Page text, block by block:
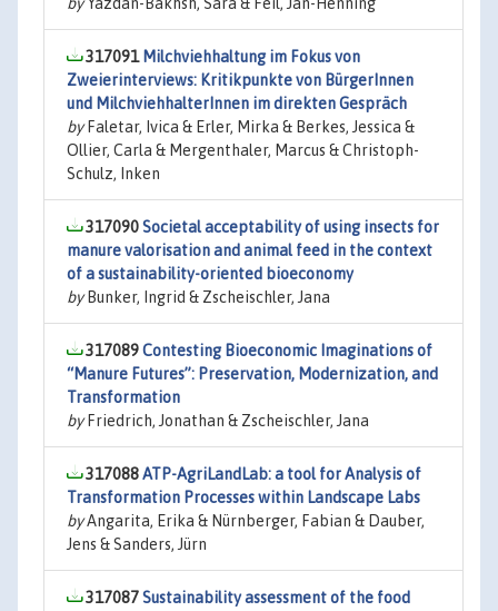
317091 Milchviehhaltung im Fokus von
Zweierinterviews: Kritikpunkte von BürgerInnen
und MilchviehhalterInnen im direkten Gespräch
byFaletar, Ivica & Erler, Mirka & Berkes, Jessica &
Ollier, Carla & Mergenthaler, Marcus & Christoph-
Schulz, Inken
317090Societal acceptability of using insects for
manure valorisation and animal feed in the context
of a sustainability-oriented bioeconomy
byBunker, Ingrid & Zscheischler, Jana
317089Contesting Bioeconomic Imaginations of
“Manure Futures”: Preservation, Modernization, and
Transformation
byFriedrich, Jonathan & Zscheischler, Jana
317088ATP-AgriLandLab: a tool for Analysis of
Transformation Processes within Landscape Labs
byAngarita, Erika & Nürnberger, Fabian & Dauber,
Jens & Sanders, Jürn
317087Sustainability assessment of the food